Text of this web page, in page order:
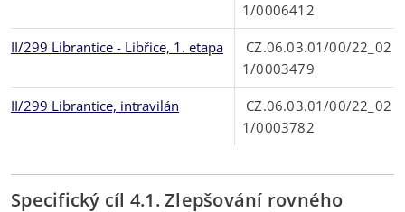
1/0006412
II/299 Librantice - Libřice, 1. etapa
CZ.06.03.01/00/22_02
1/0003479
II/299 Librantice, intravilán
CZ.06.03.01/00/22_02
1/0003782
Specifický cíl 4.1. Zlepšování rovného